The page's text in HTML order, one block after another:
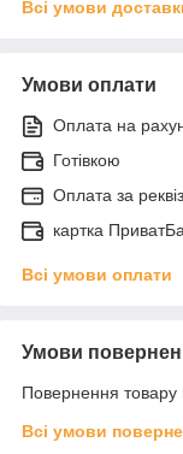
Всі умови
Умови оплати
Оплата на
Готівкою
Оплата за
картка
Всі умови оплати
Умови
Повернення товару
Всі умови